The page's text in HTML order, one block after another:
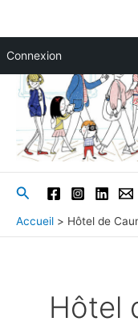
Connexion
contenu
Rechercher
Accueil Hôtel de
Hôtel